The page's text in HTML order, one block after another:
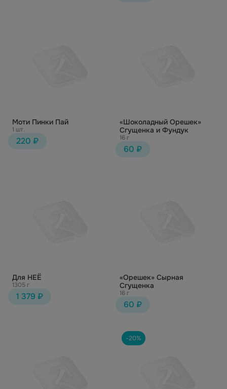
Моти Пинки Пай
1 шт.
220 ₽
«Шоколадный Орешек»
Сгущенка и Фундук
16 г
60 ₽
Для НЕЁ
1305 г
1 379 ₽
«Орешек» Сырная
Сгущенка
16 г
60 ₽
-20%